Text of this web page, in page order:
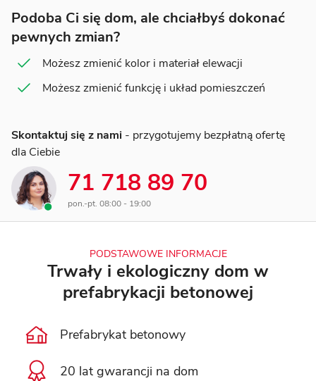
Podoba Ci się dom, ale chciałbyś dokonać
pewnych zmian?
Możesz zmienić kolor i materiał elewacji
Możesz zmienić funkcję i układ pomieszczeń
Skontaktuj się z nami - przygotujemy bezpłatną ofertę
dla Ciebie
71 718 89 70
pon.-pt. 08:00 - 19:00
PODSTAWOWE INFORMACJE
Trwały i ekologiczny dom w
prefabrykacji betonowej
Prefabrykat betonowy
20 lat gwarancji na dom